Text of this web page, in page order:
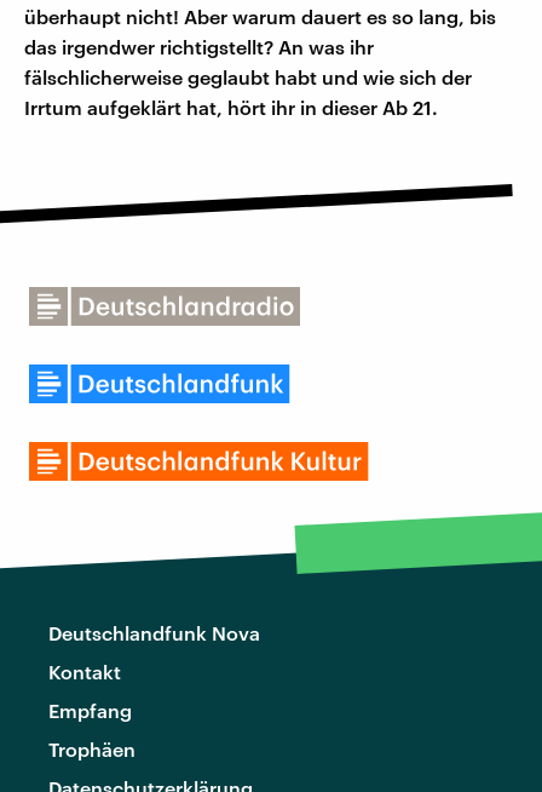
überhaupt nicht! Aber warum dauert es so lang, bis
das irgendwer richtigstellt? An was ihr
fälschlicherweise geglaubt habt und wie sich der
Irrtum aufgeklärt hat, hört ihr in dieser Ab 21.
Deutschlandfunk Nova
Kontakt
Empfang
Trophäen